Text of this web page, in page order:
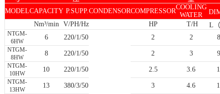
MODELCAPACITY P.SUPP.CONDENSORCOMPRESSOR
COOLING
WATER
Nm³/min
V/PH/Hz HP T/H L
NTGM-
6HW
6 220/1/50 2 2
NTGM-
8HW
8 220/1/50 2 3
NTGM-
10HW
10 220/1/50 2.5 3.6
NTGM-
13HW
13 380/3/50 3 4.6